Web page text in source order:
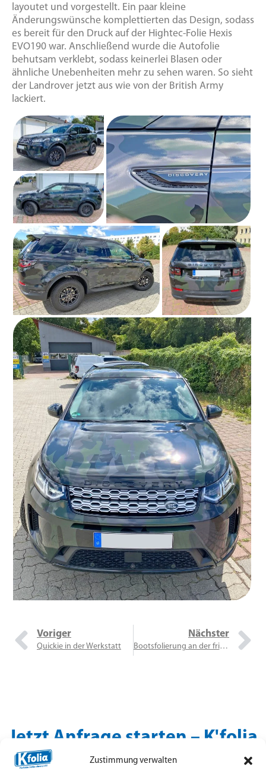
Zustimmung verwalten
layoutet und vorgestellt. Ein paar kleine
Änderungswünsche komplettierten das Design, sodass
es bereit für den Druck auf der Hightec-Folie Hexis
EVO190 war. Anschließend wurde die Autofolie
behutsam verklebt, sodass keinerlei Blasen oder
ähnliche Unebenheiten mehr zu sehen waren. So sieht
der Landrover jetzt aus wie von der British Army
lackiert.
Voriger
Quickie in der Werkstatt
Nächster
Bootsfolierung an der frischen „Seeluft
Jetzt Anfrage starten – K'folia
Magdeburg